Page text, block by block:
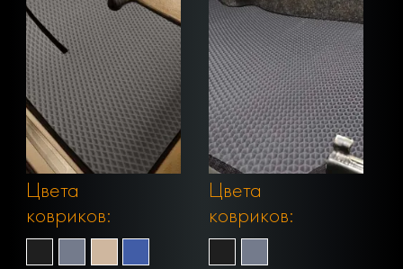
Цвета
ковриков:
Цвета
ковриков: